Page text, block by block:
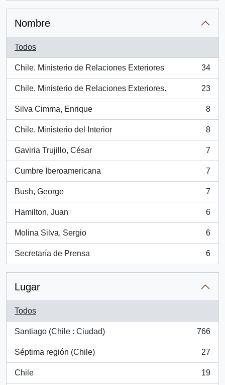
Nombre
Todos
Chile. Ministerio de Relaciones Exteriores
, 34 resultados
34
Chile. Ministerio de Relaciones Exteriores.
, 23 resultados
23
Silva Cimma, Enrique
, 8 resultados
8
Chile. Ministerio del Interior
, 8 resultados
8
Gaviria Trujillo, César
, 7 resultados
7
Cumbre Iberoamericana
, 7 resultados
7
Bush, George
, 7 resultados
7
Hamilton, Juan
, 6 resultados
6
Molina Silva, Sergio
, 6 resultados
6
Secretaría de Prensa
, 6 resultados
6
Lugar
Todos
Santiago (Chile : Ciudad)
, 766 resultados
766
Séptima región (Chile)
, 27 resultados
27
Chile
, 19 resultados
19